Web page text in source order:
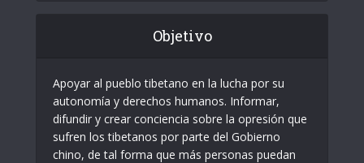
Objetivo
Apoyar al pueblo tibetano en la lucha por su
autonomía y derechos humanos. Informar,
difundir y crear conciencia sobre la opresión que
sufren los tibetanos por parte del Gobierno
chino, de tal forma que más personas puedan